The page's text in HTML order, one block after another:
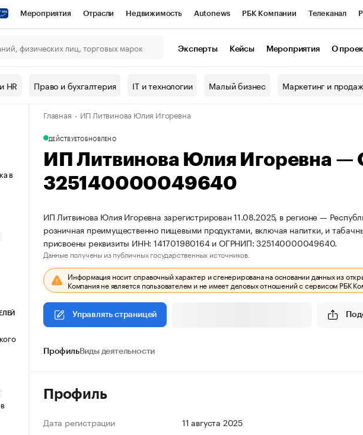
Мероприятия Отрасли Недвижимость Autonews РБК Компании Телеканал
СПб Спецпроекты Проверка контрагентов
Рынок наличной валюты
Эксперты Кейсы Мероприятия О
HR Право и бухгалтерия IT и технологии Малый бизнес Маркетинг и
в
Главная ИП Литвинова Юлия Игоревна
ДЕЙСТВУЕТОБНОВЛЕНО
ИП Литвинова Юлия Игоревна
325140000049640
ИП Литвинова Юлия Игоревна зарегистрирован 11.08.2025, в регионе —
розничная преимущественно пищевыми продуктами, включая напитки, и
присвоены реквизиты ИНН: 141701980164 и ОГРНИП: 325140000049640.
Данные получены из публичных государственных источников.
Информация носит справочный характер и сгенерирована на основании данных из
Компания не является пользователем и не имеет деловых отношений с сервисом РБК
Управлять страницей
ПрофильВиды деятельности
Профиль
Дата регистрации
11 августа 2025